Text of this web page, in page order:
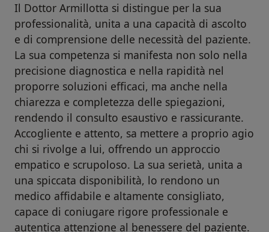
Il Dottor Armillotta si distingue per la sua
professionalità, unita a una capacità di ascolto
e di comprensione delle necessità del paziente.
La sua competenza si manifesta non solo nella
precisione diagnostica e nella rapidità nel
proporre soluzioni efficaci, ma anche nella
chiarezza e completezza delle spiegazioni,
rendendo il consulto esaustivo e rassicurante.
Accogliente e attento, sa mettere a proprio agio
chi si rivolge a lui, offrendo un approccio
empatico e scrupoloso. La sua serietà, unita a
una spiccata disponibilità, lo rendono un
medico affidabile e altamente consigliato,
capace di coniugare rigore professionale e
autentica attenzione al benessere del paziente.